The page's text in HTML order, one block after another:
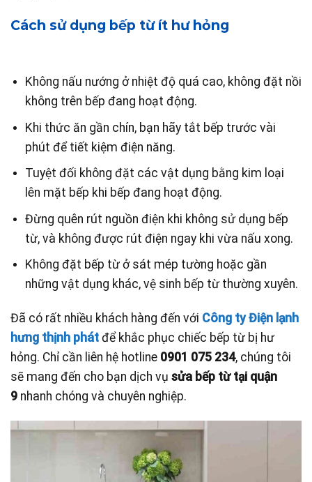
Cách sử dụng bếp từ ít hư hỏng
Không nấu nướng ở nhiệt độ quá cao, không đặt nồi
không trên bếp đang hoạt động.
Khi thức ăn gần chín, bạn hãy tắt bếp trước vài
phút để tiết kiệm điện năng.
Tuyệt đối không đặt các vật dụng bằng kim loại
lên mặt bếp khi bếp đang hoạt động.
Đừng quên rút nguồn điện khi không sử dụng bếp
từ, và không được rút điện ngay khi vừa nấu xong.
Không đặt bếp từ ở sát mép tường hoặc gần
những vật dụng khác, vệ sinh bếp từ thường xuyên.
Đã có rất nhiều khách hàng đến với Công ty Điện lạnh
hưng thịnh phát để khắc phục chiếc bếp từ bị hư
hỏng. Chỉ cần liên hệ hotline 0901 075 234, chúng tôi
sẽ mang đến cho bạn dịch vụ sửa bếp từ tại quận
9 nhanh chóng và chuyên nghiệp.